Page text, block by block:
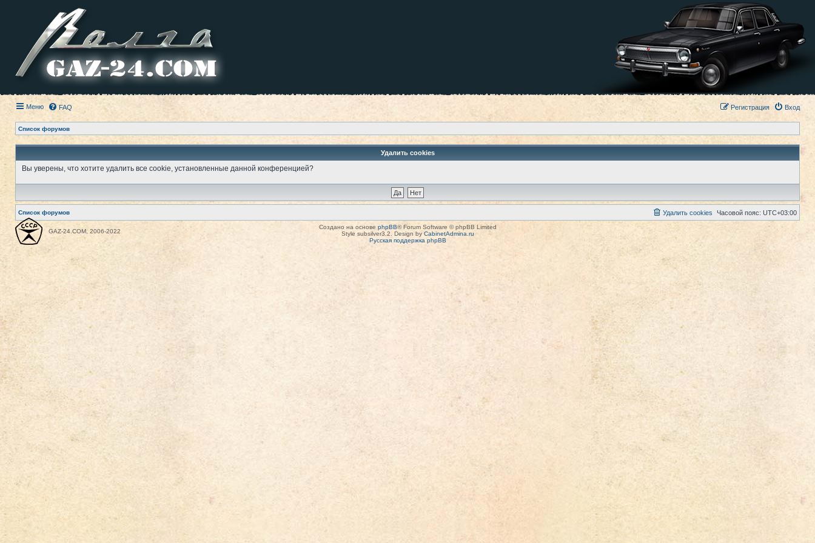
Меню FAQ Вход
Регистрация
Список форумов
Удалить cookies
Вы уверены, что хотите удалить все cookie, установленные данной конференцией?
Список форумов Часовой пояс: UTC+03:00
Удалить cookies
GAZ-24.COM, 2006-2022
Создано на основе phpBB® Forum Software © phpBB Limited
Style subsilver3.2. Design by CabinetAdmina.ru
Русская поддержка phpBB